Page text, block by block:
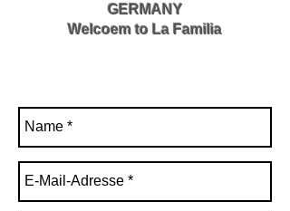
GERMANY
Welcoem to La Familia